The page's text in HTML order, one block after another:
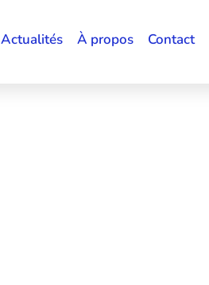
Actualités À propos Contact